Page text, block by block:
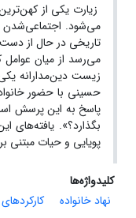
زیارت یکی از
می‌شود. اجتماعی‌شدن
تاریخی در حال از
می‌‌رسد از میان عوامل
زیست دین‌مدارانه
حسینی با حضور
پاسخ به این پرسش
پویایی و حیات مبتنی بر محبت؛ 4. تثبیت و تقویت هویت الهی؛ و 5. هماهنگی عناصر مختلف خانواده رسیده
کلیدواژه‌ها
نهاد خانواده